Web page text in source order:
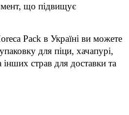
що підвищує
Pack в Україні ви можете
для піци, хачапурі,
інших страв для доставки та